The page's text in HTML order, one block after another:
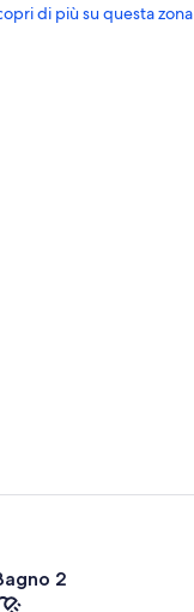
(ELH-
di più su questa zona
2